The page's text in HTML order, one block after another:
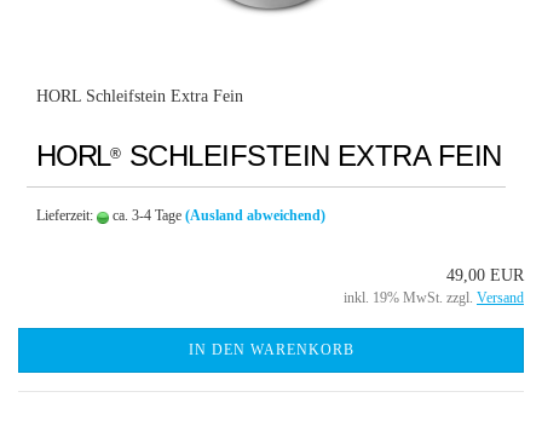
HORL Schleifstein Extra Fein
HORL® SCHLEIFSTEIN EXTRA FEIN
Lieferzeit: ca. 3-4 Tage (Ausland abweichend)
49,00 EUR
inkl. 19% MwSt. zzgl. Versand
IN DEN WARENKORB